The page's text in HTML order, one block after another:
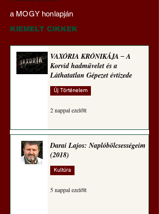
Transzhumanizmus és
technomorál ‒ 21/28.
Rugalmas technomorál:
a MOGY honlapján
KIEMELT CIKKEK
VAXÓRIA KRÓNIKÁJA ‒ A
Korvid hadművelet és a
Láthatatlan Gépezet évtizede
Új Történelem
2 nappal ezelőtt
Darai Lajos: Naplóbölcsességeim
(2018)
Kultúra
5 nappal ezelőtt